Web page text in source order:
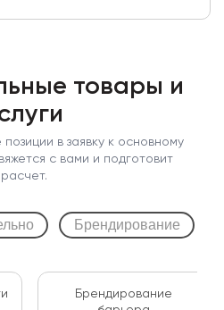
товары и
в заявку к основному
с вами и подготовит
расчет.
Брендирование
Брендирование